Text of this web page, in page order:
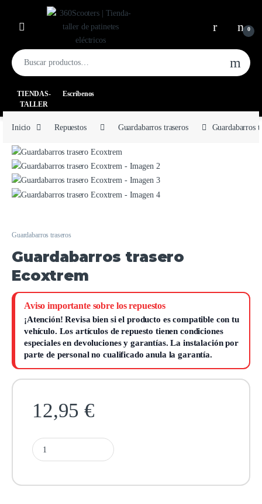
0
TIENDAS-
TALLER
Escríbenos
Inicio Repuestos Guardabarros traseros Guardabarros
Guardabarros traseros
Guardabarros trasero
Ecoxtrem
Aviso importante sobre los repuestos
¡Atención!Revisa bien si el producto es compatible con tu
vehículo. Los artículos de repuesto tienen condiciones
especiales en devoluciones y garantías.La instalación por
parte de personal no cualificado anula la garantía.
12,95€